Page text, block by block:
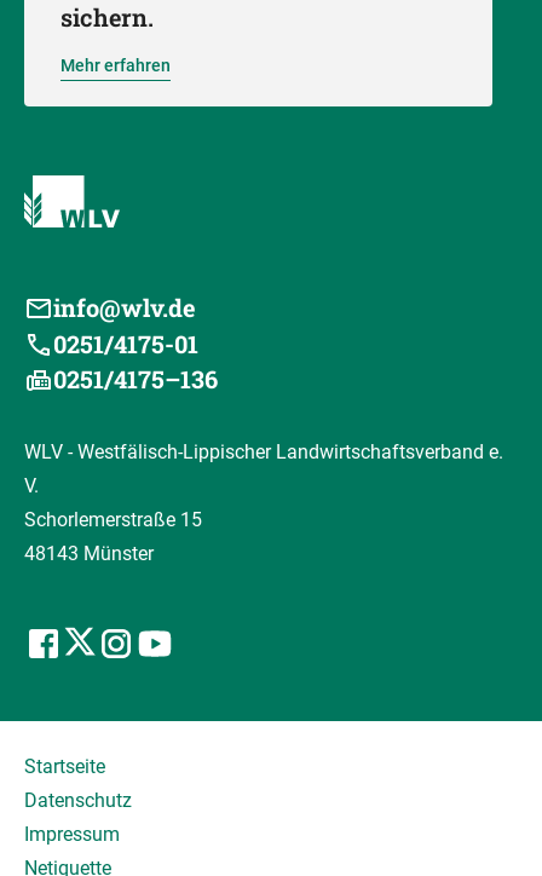
sichern.
Mehr erfahren
info@wlv.de
0251/4175-01
0251/4175–136
WLV - Westfälisch-Lippischer Landwirtschaftsverband e.
V.
Schorlemerstraße 15
48143 Münster
Startseite
Datenschutz
Impressum
Netiquette